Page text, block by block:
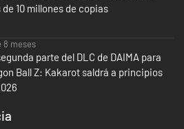
increíbles mientras avanzas en la
héroes del universo de DRAGON BALL
de 10 millones de copias
8 meses
parte del DLC de DAIMA para
Ball Z: Kakarot saldrá a principios